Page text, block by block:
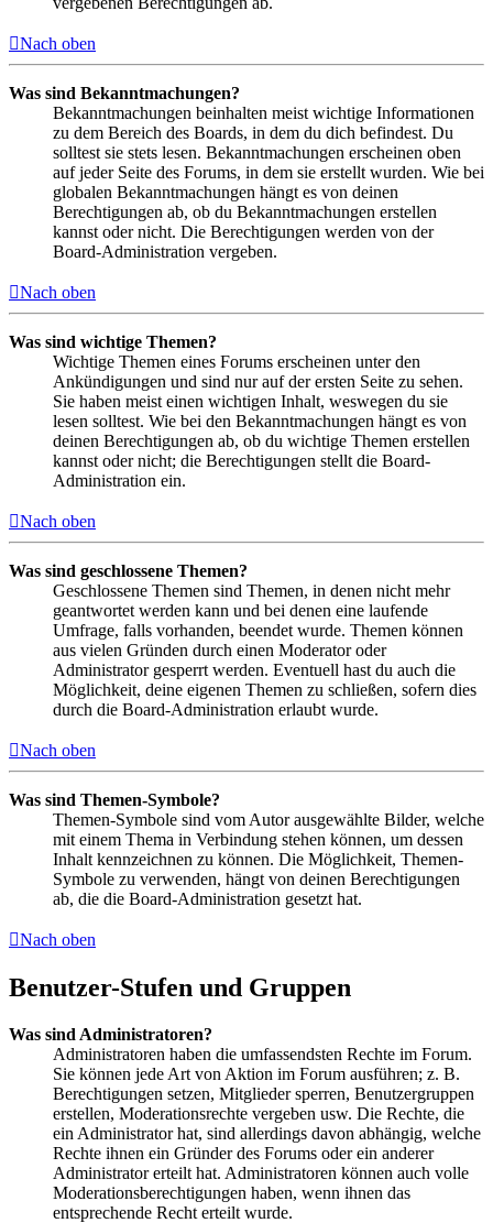
Nach oben
Was sind Bekanntmachungen?
Bekanntmachungen beinhalten meist wichtige Informationen
zu dem Bereich des Boards, in dem du dich befindest. Du
solltest sie stets lesen. Bekanntmachungen erscheinen oben
auf jeder Seite des Forums, in dem sie erstellt wurden. Wie bei
globalen Bekanntmachungen hängt es von deinen
Berechtigungen ab, ob du Bekanntmachungen erstellen
kannst oder nicht. Die Berechtigungen werden von der
Board-Administration vergeben.
Nach oben
Was sind wichtige Themen?
Wichtige Themen eines Forums erscheinen unter den
Ankündigungen und sind nur auf der ersten Seite zu sehen.
Sie haben meist einen wichtigen Inhalt, weswegen du sie
lesen solltest. Wie bei den Bekanntmachungen hängt es von
deinen Berechtigungen ab, ob du wichtige Themen erstellen
kannst oder nicht; die Berechtigungen stellt die Board-
Administration ein.
Nach oben
Was sind geschlossene Themen?
Geschlossene Themen sind Themen, in denen nicht mehr
geantwortet werden kann und bei denen eine laufende
Umfrage, falls vorhanden, beendet wurde. Themen können
aus vielen Gründen durch einen Moderator oder
Administrator gesperrt werden. Eventuell hast du auch die
Möglichkeit, deine eigenen Themen zu schließen, sofern dies
durch die Board-Administration erlaubt wurde.
Nach oben
Was sind Themen-Symbole?
Themen-Symbole sind vom Autor ausgewählte Bilder, welche
mit einem Thema in Verbindung stehen können, um dessen
Inhalt kennzeichnen zu können. Die Möglichkeit, Themen-
Symbole zu verwenden, hängt von deinen Berechtigungen
ab, die die Board-Administration gesetzt hat.
Nach oben
Benutzer-Stufen und Gruppen
Was sind Administratoren?
Administratoren haben die umfassendsten Rechte im Forum.
Sie können jede Art von Aktion im Forum ausführen; z. B.
Berechtigungen setzen, Mitglieder sperren, Benutzergruppen
erstellen, Moderationsrechte vergeben usw. Die Rechte, die
ein Administrator hat, sind allerdings davon abhängig, welche
Rechte ihnen ein Gründer des Forums oder ein anderer
Administrator erteilt hat. Administratoren können auch volle
Moderationsberechtigungen haben, wenn ihnen das
entsprechende Recht erteilt wurde.